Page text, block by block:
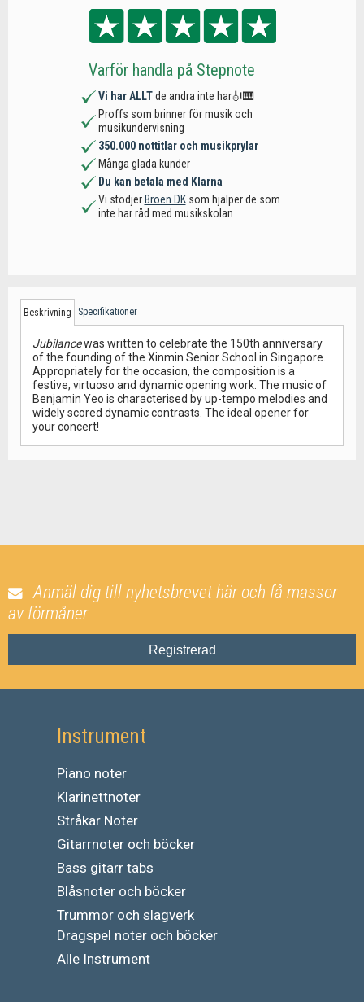
Varför handla på Stepnote
Vi har ALLTde andra inte har🎻🎹
Proffs som brinner för musik och
musikundervisning
350.000 nottitlar och musikprylar
Många glada kunder
Du kan betala med Klarna
Vi stödjer Broen DKsom hjälper de som
inte har råd med musikskolan
Beskrivning Specifikationer
Jubilancewas written to celebrate the 150th anniversary
of the founding of the Xinmin Senior School in Singapore.
Appropriately for the occasion, the composition is a
festive, virtuoso and dynamic opening work. The music of
Benjamin Yeo is characterised by up-tempo melodies and
widely scored dynamic contrasts. The ideal opener for
your concert!
Anmäl dig till nyhetsbrevet här och få massor
av förmåner
Registrerad
Instrument
Piano noter
Klarinettnoter
Stråkar Noter
Gitarrnoter och böcker
Bass gitarr tabs
Blåsnoter och böcker
Trummor och slagverk
Dragspel noter och böcker
Alle Instrument